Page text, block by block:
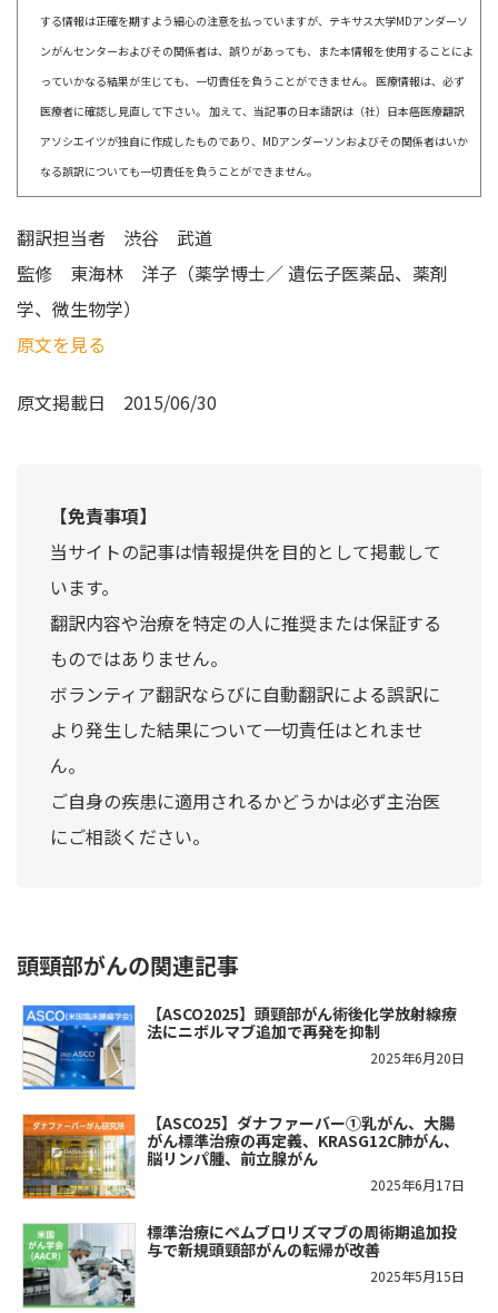
する情報は正確を期すよう細心の注意を払っていますが、テキサス大学MDアンダーソ
ンがんセンターおよびその関係者は、誤りがあっても、また本情報を使用することによ
っていかなる結果が生じても、一切責任を負うことができません。 医療情報は、必ず
医療者に確認し見直して下さい。 加えて、当記事の日本語訳は（社）日本癌医療翻訳
アソシエイツが独自に作成したものであり、MDアンダーソンおよびその関係者はいか
なる誤訳についても一切責任を負うことができません。
翻訳担当者 渋谷 武道
監修 東海林 洋子（薬学博士／ 遺伝子医薬品、薬剤
学、微生物学）
原文を見る
原文掲載日 2015/06/30
【免責事項】
当サイトの記事は情報提供を目的として掲載して
います。
翻訳内容や治療を特定の人に推奨または保証する
ものではありません。
ボランティア翻訳ならびに自動翻訳による誤訳に
より発生した結果について一切責任はとれませ
ん。
ご自身の疾患に適用されるかどうかは必ず主治医
にご相談ください。
頭頸部がんの関連記事
【ASCO2025】頭頸部がん術後化学放射線療
法にニボルマブ追加で再発を抑制
2025年6月20日
【ASCO25】ダナファーバー①乳がん、大腸
がん標準治療の再定義、KRASG12C肺がん、
脳リンパ腫、前立腺がん
2025年6月17日
標準治療にペムブロリズマブの周術期追加投
与で新規頭頸部がんの転帰が改善
2025年5月15日